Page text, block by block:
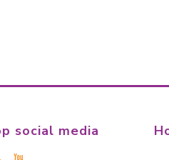
social media